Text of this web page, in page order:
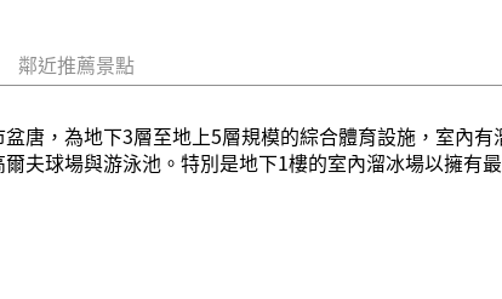
鄰近推薦景點
唐，為地下3層至地上5層規模的綜合體育設施，室內
夫球場與游泳池。特別是地下1樓的室內溜冰場以擁有